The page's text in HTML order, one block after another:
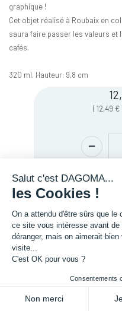
graphique !
Cet objet réalisé à Roubaix en
saura faire passer les valeurs et
cafés.
320 ml. Hauteur: 9,8 cm
( 12,49 €
Description
Salut c'est DAGOMA...
les Cookies !
On a attendu d'être sûrs que le
ce site vous intéresse avant de
déranger, mais on aimerait
visite...
C'est OK pour vous ?
Consentements
Non merci